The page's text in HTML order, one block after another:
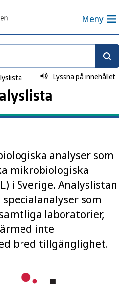
Meny
Lyssna på innehållet
analyser som
mikrobiologiska
i Sverige. Analyslistan
som
laboratorier,
inte
bred tillgänglighet.